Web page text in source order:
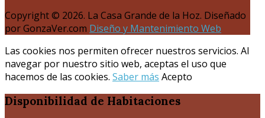
Copyright © 2026. La Casa Grande de la Hoz. Diseñado
por GonzaVer.com Diseño y Mantenimiento Web
Las cookies nos permiten ofrecer nuestros servicios. Al
navegar por nuestro sitio web, aceptas el uso que
hacemos de las cookies. Saber más Acepto
Disponibilidad de Habitaciones